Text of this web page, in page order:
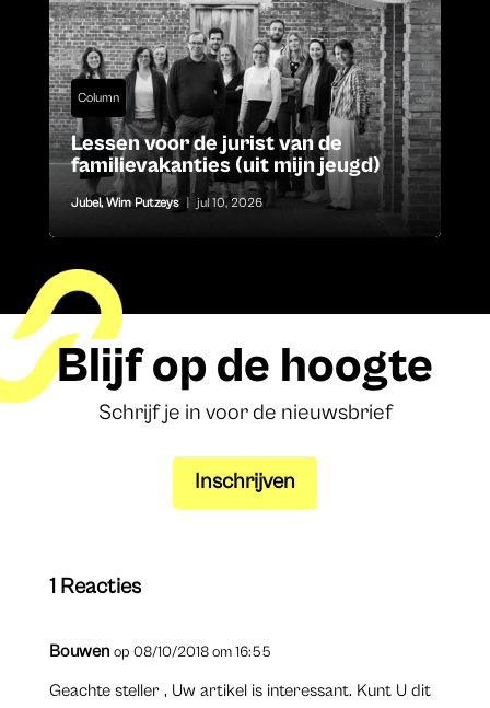
Column
Lessen voor de jurist van de
familievakanties (uit mijn jeugd)
Jubel,Wim Putzeys | jul 10, 2026
Blijf op de hoogte
Schrijf je in voor de nieuwsbrief
Inschrijven
1 Reacties
Bouwen op 08/10/2018 om 16:55
Geachte steller , Uw artikel is interessant. Kunt U dit